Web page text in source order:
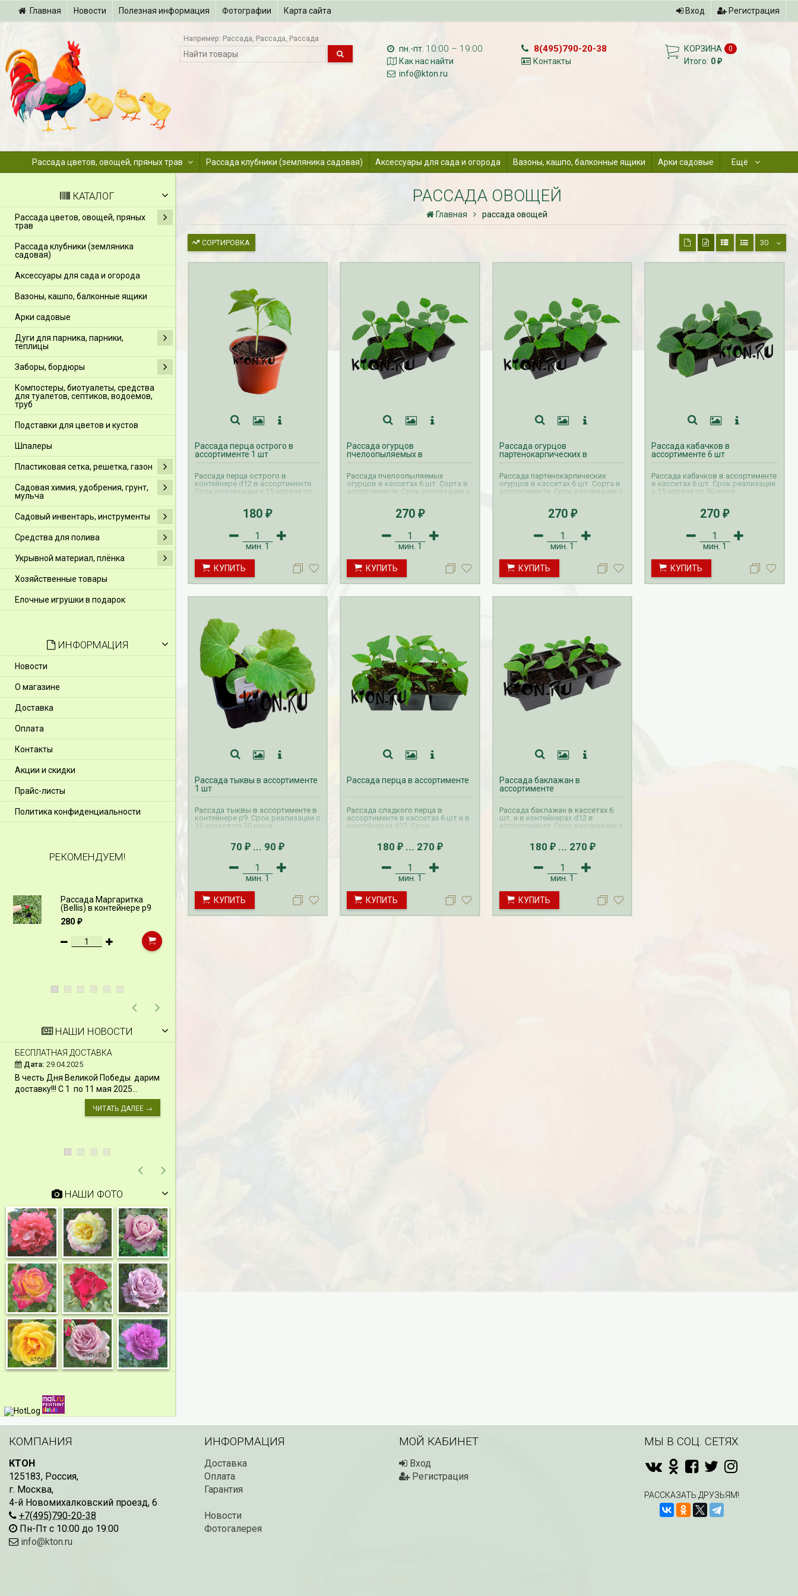
Главная Новости Полезная информация Фотографии Карта сайта Вход Регистрация
Например: Рассада Рассада Рассада
пн.-пт. 10:00 – 19:00
Как нас найти
info@kton.ru
8(495)790-20-38
Контакты
КОРЗИНА 0
Итого: 0₽
Рассада цветов, овощей, пряных трав Рассада клубники (земляника садовая) Аксессуары для сада и огорода Вазоны, кашпо, балконные ящики Арки садовые Ещё
КАТАЛОГ
Рассада цветов, овощей, пряных
трав
Рассада клубники (земляника
садовая)
Аксессуары для сада и огорода
Вазоны, кашпо, балконные ящики
Арки садовые
Дуги для парника, парники,
теплицы
Заборы, бордюры
Компостеры, биотуалеты, средства
для туалетов, септиков, водоемов,
труб
Подставки для цветов и кустов
Шпалеры
Пластиковая сетка, решетка, газон
Садовая химия, удобрения, грунт,
мульча
Садовый инвентарь, инструменты
Средства для полива
Укрывной материал, плёнка
Хозяйственные товары
Елочные игрушки в подарок
ИНФОРМАЦИЯ
Новости
О магазине
Доставка
Оплата
Контакты
Акции и скидки
Прайс-листы
Политика конфиденциальности
РЕКОМЕНДУЕМ!
Рассада Маргаритка
(Bellis) в контейнере p9
280₽
Рассада Незабудка
(Myosotis) в контейнере
p9
Рассада Колокольчик
карпатский (Campanula
carpatica) в контейнере
Рассада Земляника
декоративная в кашпо
d21
НАШИ НОВОСТИ
БЕСПЛАТНАЯ ДОСТАВКА
Дата: 29.04.2025
В честь Дня Великой Победы дарим
доставку!!! С 1 по 11 мая 2025...
ЧИТАТЬ ДАЛЕЕ →
НАШИ ФОТО
РАССАДА ОВОЩЕЙ
Главная рассада овощей
СОРТИРОВКА 30
Рассада перца острого в
ассортименте 1 шт
Рассада перца острого в
контейнере d12 в ассортименте.
Срок реализации с 15 апреля по
180₽
мин. 1
КУПИТЬ
Рассада огурцов
пчелоопыляемых в
Рассада пчелоопыляемых
огурцов в кассетах 6 шт. Сорта в
ассортименте. Срок реализации с
270₽
мин. 1
КУПИТЬ
Рассада огурцов
партенокарпических в
Рассада партенокарпических
огурцов в кассетах 6 шт. Сорта в
ассортименте. Срок реализации с
270 ₽
мин. 1
КУПИТЬ
Рассада кабачков в
ассортименте 6 шт
Рассада кабачков в ассортименте
в кассетах 6 шт. Срок реализации
с 15 апреля по 30 июня.
270₽
мин. 1
КУПИТЬ
Рассада тыквы в ассортименте
1 шт
Рассада тыквы в ассортименте в
контейнере p9. Срок реализации с
15 апреля по 30 июня.
70₽ ... 90₽
мин. 1
КУПИТЬ
Рассада перца в ассортименте
Рассада сладкого перца в
ассортименте в кассетах 6 шт и в
контейнерах d12. Срок
180₽ ... 270₽
мин. 1
КУПИТЬ
Рассада баклажан в
ассортименте
Рассада баклажан в кассетах 6
шт. и в контейнерах d12 в
ассортименте. Срок реализации с
180 ₽... 270 ₽
мин. 1
КУПИТЬ
КОМПАНИЯ
КТОН
125183, Россия,
г. Москва,
4-й Новомихалковский проезд, 6
+7(495)790-20-38
Пн-Пт с 10:00 до 19:00
info@kton.ru
ИНФОРМАЦИЯ
Доставка
Оплата
Гарантия
Новости
Фотогалерея
МОЙ КАБИНЕТ
Вход
Регистрация
МЫ В СОЦ. СЕТЯХ
РАССКАЗАТЬ ДРУЗЬЯМ!